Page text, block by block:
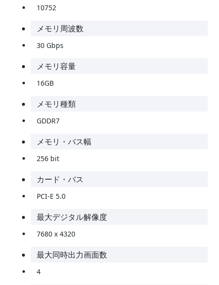
10752
メモリ周波数
30 Gbps
メモリ容量
16GB
メモリ種類
GDDR7
メモリ・バス幅
256 bit
カード・バス
PCI-E 5.0
最大デジタル解像度
7680 x 4320
最大同時出力画面数
4